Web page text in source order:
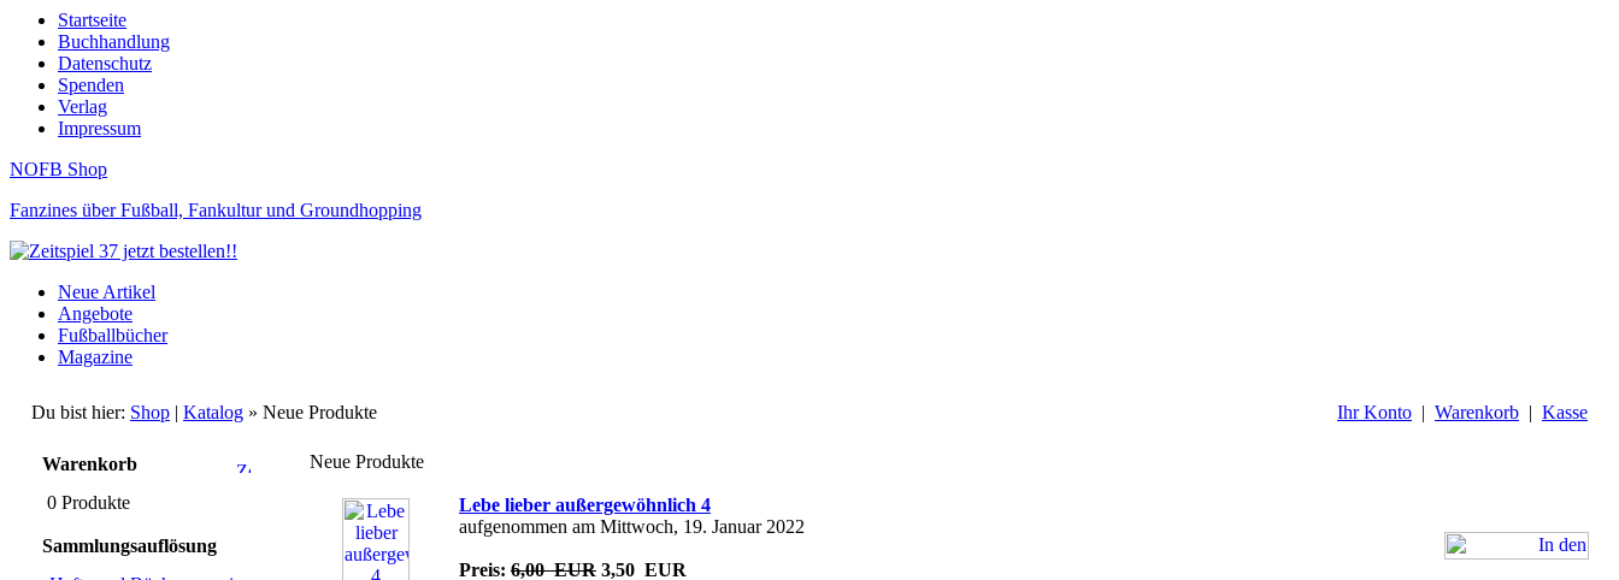
Startseite
Buchhandlung
Datenschutz
Spenden
Verlag
Impressum
NOFB Shop
Fanzines über Fußball, Fankultur und Groundhopping
Neue Artikel
Angebote
Fußballbücher
Magazine
Du bist hier: Shop | Katalog » Neue Produkte Ihr Konto | Warenkorb | Kasse
Warenkorb
0 Produkte
Sammlungsauflösung
Neue Produkte
Lebe lieber außergewöhnlich 4
aufgenommen am Mittwoch, 19. Januar 2022
Preis: 6,00 EUR 3,50 EUR